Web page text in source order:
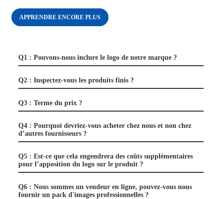
APPRENDRE ENCORE PLUS
Q1 : Pouvons-nous inclure le logo de notre marque ?
Q2 : Inspectez-vous les produits finis ?
Q3 : Terme du prix ?
Q4 : Pourquoi devriez-vous acheter chez nous et non chez
d’autres fournisseurs ?
Q5 : Est-ce que cela engendrera des coûts supplémentaires
pour l’apposition du logo sur le produit ?
Q6 : Nous sommes un vendeur en ligne, pouvez-vous nous
fournir un pack d'images professionnelles ?